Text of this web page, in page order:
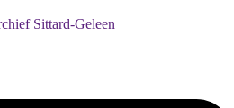
Sittard-Geleen